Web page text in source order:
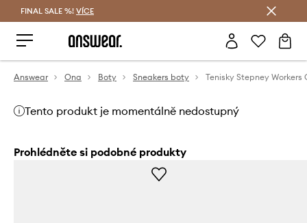
FINAL SALE %! VÍCE
Answear Ona Boty Sneakers boty
Tento produkt je momentálně nedostupný
Prohlédněte si podobné produkty